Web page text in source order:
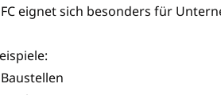
eignet sich besonders für